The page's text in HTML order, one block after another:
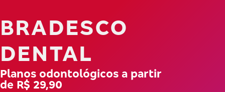
BRADESCO
DENTAL
Planos odontológicos a partir
de R$ 29,90